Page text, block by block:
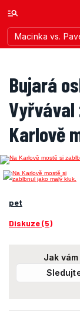
Macinka vs.
Bujará
Vyřvával
Karlově
pet
Diskuze (5)
Jak